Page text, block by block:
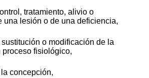
tratamiento, alivio o
una lesión o de una deficiencia,
o modificación de la
fisiológico,
concepción,